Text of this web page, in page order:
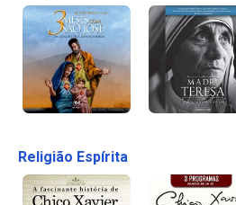
Religião Espírita